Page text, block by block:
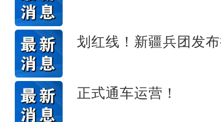
划红线！新疆兵团发
正式通车运营！